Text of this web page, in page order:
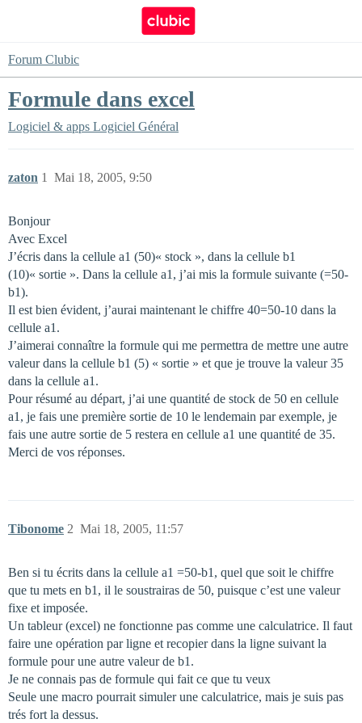
Forum Clubic
Formule dans excel
Logiciel & apps Logiciel Général
zaton Mai 18, 2005, 9:50
1
Bonjour
Avec Excel
J’écris dans la cellule a1 (50)« stock », dans la cellule b1
(10)« sortie ». Dans la cellule a1, j’ai mis la formule suivante (=50-
b1).
Il est bien évident, j’aurai maintenant le chiffre 40=50-10 dans la
cellule a1.
J’aimerai connaître la formule qui me permettra de mettre une autre
valeur dans la cellule b1 (5) « sortie » et que je trouve la valeur 35
dans la cellule a1.
Pour résumé au départ, j’ai une quantité de stock de 50 en cellule
a1, je fais une première sortie de 10 le lendemain par exemple, je
fais une autre sortie de 5 restera en cellule a1 une quantité de 35.
Merci de vos réponses.
Tibonome Mai 18, 2005, 11:57
2
Ben si tu écrits dans la cellule a1 =50-b1, quel que soit le chiffre
que tu mets en b1, il le soustrairas de 50, puisque c’est une valeur
fixe et imposée.
Un tableur (excel) ne fonctionne pas comme une calculatrice. Il faut
faire une opération par ligne et recopier dans la ligne suivant la
formule pour une autre valeur de b1.
Je ne connais pas de formule qui fait ce que tu veux
Seule une macro pourrait simuler une calculatrice, mais je suis pas
trés fort la dessus.